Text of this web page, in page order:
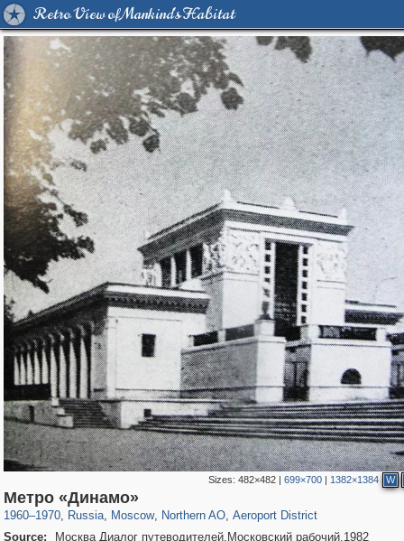
Retro View of Mankind's Habitat
Sizes: 482×482| 699×700| 1382×1384 W
Метро «Динамо»
1960–1970, Russia
1,406,257
, Moscow
319,779 8,286
, Northern AO
22,533
, Aeroport District
Source:
Москва Диалог путеводителей.Московский рабочий.1982